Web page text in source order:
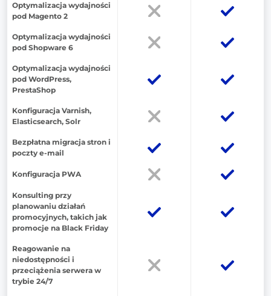
Optymalizacja wydajności
pod Magento 2
Optymalizacja wydajności
pod Shopware 6
Optymalizacja wydajności
pod WordPress,
PrestaShop
Konfiguracja Varnish,
Elasticsearch, Solr
Bezpłatna migracja stron i
poczty e-mail
Konfiguracja PWA
Konsulting przy
planowaniu działań
promocyjnych, takich jak
promocje na Black Friday
Reagowanie na
niedostępności i
przeciążenia serwera w
trybie 24/7